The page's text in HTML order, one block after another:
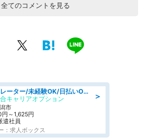
全てのコメントを見る
＞
マシンオペレーター/未経験OK/日払いOK/寮費無料/交替制/20・30・40代活躍中
キャリアオプション
市
～1,625円
遣社員
：求人ボックス